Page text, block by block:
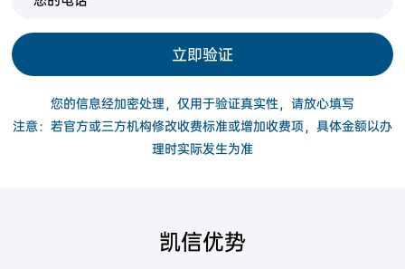
立即验证
您的信息经加密处理，仅用于验证真实性，请放心填写
注意：若官方或三方机构修改收费标准或增加收费项，具体金额以办
理时实际发生为准
凯信优势